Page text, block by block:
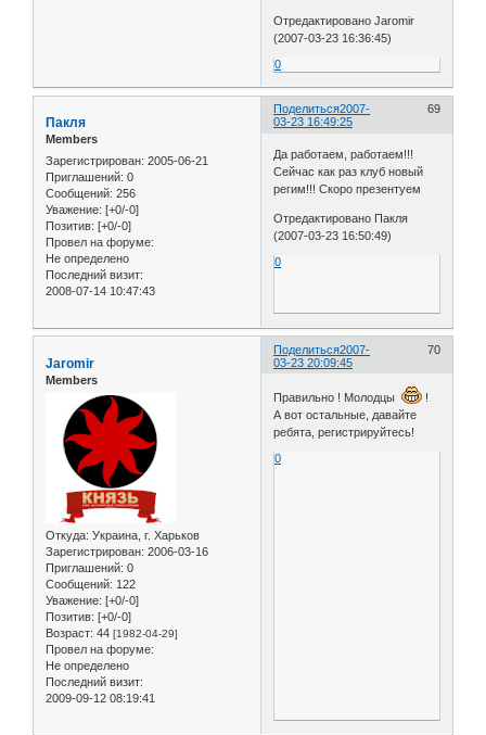
Отредактировано Jaromir
(2007-03-23 16:36:45)
0
Поделиться 69
2007-
03-23 16:49:25
Пакля
Members
Зарегистрирован: 2005-06-21
Приглашений: 0
Сообщений: 256
Уважение: [+0/-0]
Позитив: [+0/-0]
Провел на форуме:
Не определено
Последний визит:
2008-07-14 10:47:43
Да работаем, работаем!!!
Сейчас как раз клуб новый
регим!!! Скоро презентуем
Отредактировано Пакля
(2007-03-23 16:50:49)
0
Поделиться 70
2007-
03-23 20:09:45
Jaromir
Members
Откуда: Украина, г. Харьков
Зарегистрирован: 2006-03-16
Приглашений: 0
Сообщений: 122
Уважение: [+0/-0]
Позитив: [+0/-0]
Возраст: 44 [1982-04-29]
Провел на форуме:
Не определено
Последний визит:
2009-09-12 08:19:41
Правильно ! Молодцы
!
А вот остальные, давайте
ребята, регистрируйтесь!
0